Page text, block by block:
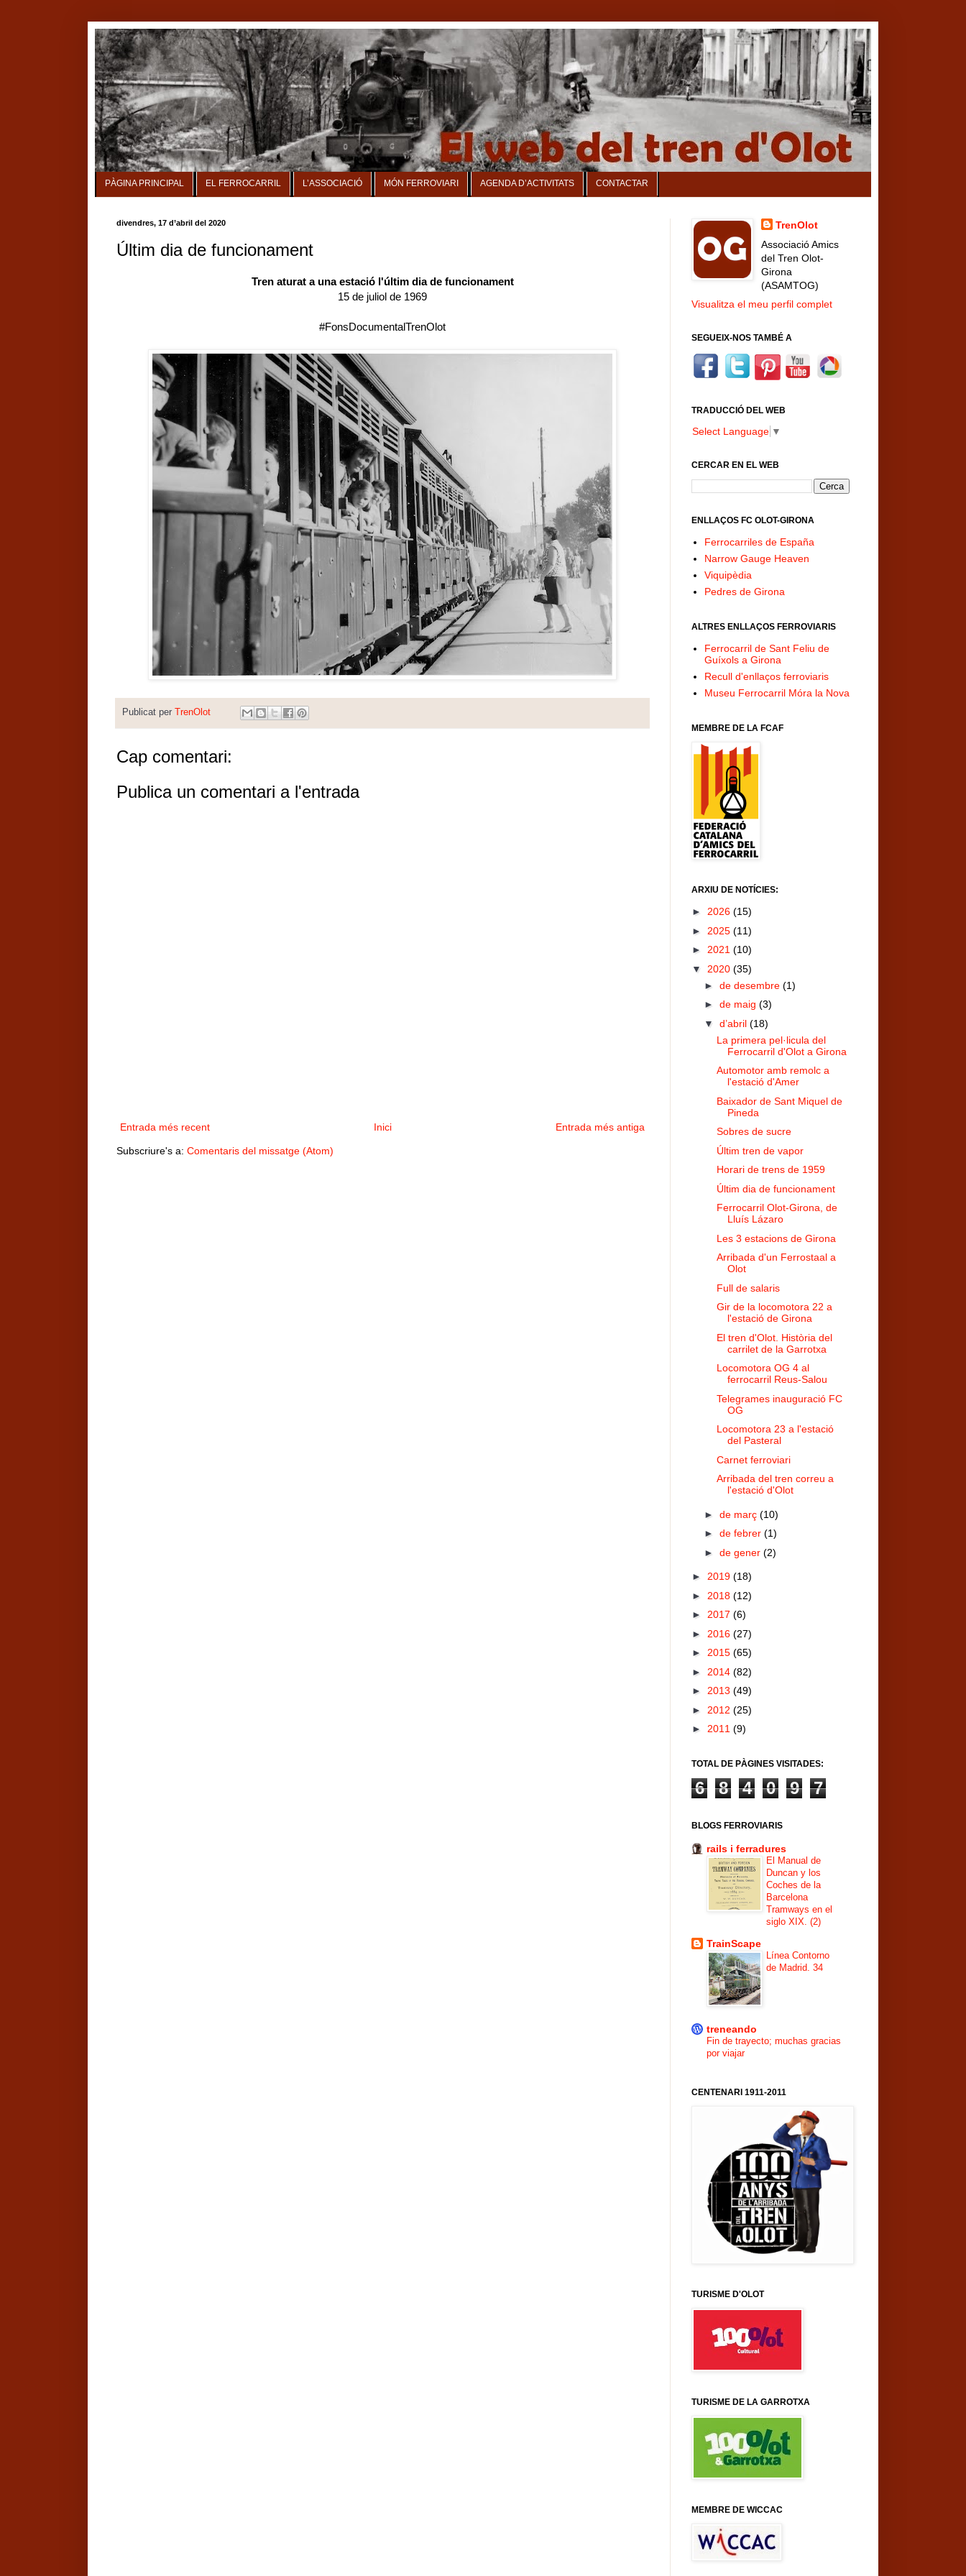
PÀGINA PRINCIPAL EL FERROCARRIL L’ASSOCIACIÓ MÓN FERROVIARI AGENDA D’ACTIVITATS CONTACTAR
divendres, 17 d’abril del 2020
Últim dia de funcionament
Tren aturat a una estació l'últim dia de funcionament
15 de juliol de 1969
#FonsDocumentalTrenOlot
Publicat per TrenOlot
Cap comentari:
Publica un comentari a l'entrada
Entrada més recent Entrada més antiga
Inici
Subscriure's a: Comentaris del missatge (Atom)
TrenOlot
Associació Amics
del Tren Olot-
Girona
(ASAMTOG)
Visualitza el meu perfil complet
SEGUEIX-NOS TAMBÉ A
TRADUCCIÓ DEL WEB
Select Language ▼
CERCAR EN EL WEB
ENLLAÇOS FC OLOT-GIRONA
Ferrocarriles de España
Narrow Gauge Heaven
Viquipèdia
Pedres de Girona
ALTRES ENLLAÇOS FERROVIARIS
Ferrocarril de Sant Feliu de
Guíxols a Girona
Recull d'enllaços ferroviaris
Museu Ferrocarril Móra la Nova
MEMBRE DE LA FCAF
ARXIU DE NOTÍCIES:
► 2026 (15)
► 2025 (11)
► 2021 (10)
▼ 2020 (35)
► de desembre (1)
► de maig (3)
▼ d’abril (18)
La primera pel·licula del
Ferrocarril d'Olot a Girona
Automotor amb remolc a
l'estació d'Amer
Baixador de Sant Miquel de
Pineda
Sobres de sucre
Últim tren de vapor
Horari de trens de 1959
Últim dia de funcionament
Ferrocarril Olot-Girona, de
Lluís Lázaro
Les 3 estacions de Girona
Arribada d'un Ferrostaal a
Olot
Full de salaris
Gir de la locomotora 22 a
l'estació de Girona
El tren d'Olot. Història del
carrilet de la Garrotxa
Locomotora OG 4 al
ferrocarril Reus-Salou
Telegrames inauguració FC
OG
Locomotora 23 a l'estació
del Pasteral
Carnet ferroviari
Arribada del tren correu a
l'estació d'Olot
► de març (10)
► de febrer (1)
► de gener (2)
► 2019 (18)
► 2018 (12)
► 2017 (6)
► 2016 (27)
► 2015 (65)
► 2014 (82)
► 2013 (49)
► 2012 (25)
► 2011 (9)
TOTAL DE PÀGINES VISITADES:
6 8 4 0 9 7
BLOGS FERROVIARIS
rails i ferradures
El Manual de
Duncan y los
Coches de la
Barcelona
Tramways en el
siglo XIX. (2)
TrainScape
Línea Contorno
de Madrid. 34
treneando
Fin de trayecto; muchas gracias
por viajar
CENTENARI 1911-2011
TURISME D'OLOT
TURISME DE LA GARROTXA
MEMBRE DE WICCAC